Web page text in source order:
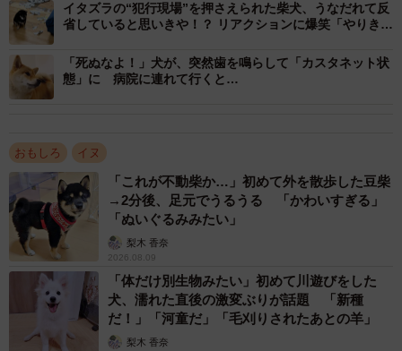
イタズラの“犯行現場”を押さえられた柴犬、うなだれて反
省していると思いきや！？ リアクションに爆笑「やりきっ
「死ぬなよ！」犬が、突然歯を鳴らして「カスタネット状
態」に 病院に連れて行くと…
おもしろ イヌ
「これが不動柴か…」初めて外を散歩した豆柴
→2分後、足元でうるうる 「かわいすぎる」
「ぬいぐるみみたい」
梨木 香奈
2026.08.09
「体だけ別生物みたい」初めて川遊びをした
犬、濡れた直後の激変ぶりが話題 「新種
だ！」「河童だ」「毛刈りされたあとの羊」
梨木 香奈